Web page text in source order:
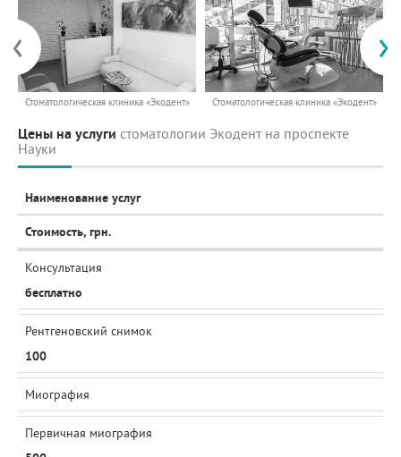
Стоматологическая клиника «Экодент» Стоматологическая клиника «Экодент»
‹ ›
Цены на услуги стоматологии Экодент на проспекте
Науки
Наименование услуг
Стоимость, грн.
Консультация
бесплатно
Рентгеновский снимок
100
Миография
Первичная миография